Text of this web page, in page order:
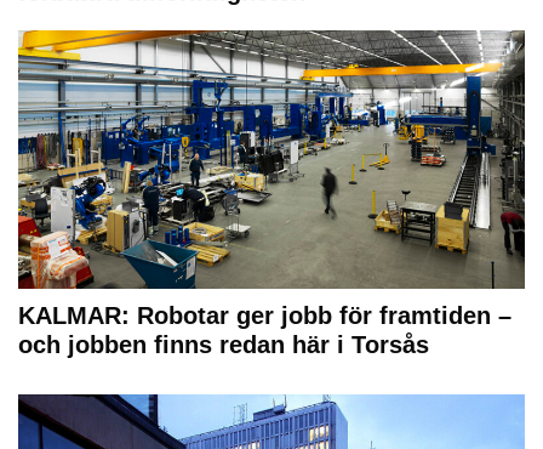
KALMAR: Robotar ger jobb för framtiden –
och jobben finns redan här i Torsås